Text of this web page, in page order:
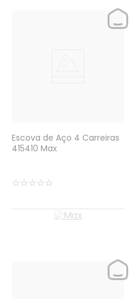
Escova de Aço 4 Carreiras
415410 Max
☆☆☆☆☆